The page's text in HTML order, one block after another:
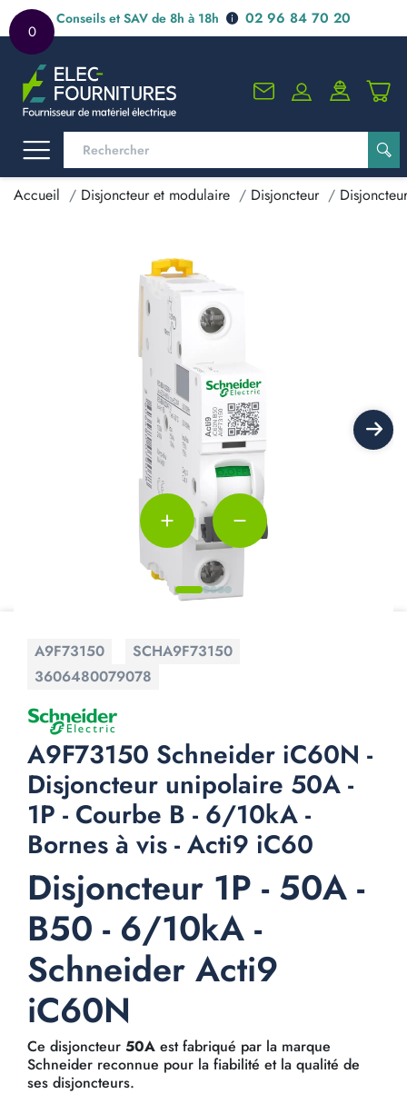
0
Conseils et SAV de 8h à 18h 02 96 84 70 20
Accueil Disjoncteur et modulaire Disjoncteur
A9F73150
SCHA9F73150
3606480079078
A9F73150 Schneider iC60N -
Disjoncteur unipolaire 50A -
1P - Courbe B - 6/10kA -
Bornes à vis - Acti9 iC60
Disjoncteur 1P - 50A -
B50 - 6/10kA -
Schneider Acti9
iC60N
Ce disjoncteur 50A est fabriqué par la marque
Schneider reconnue pour la fiabilité et la qualité de
ses disjoncteurs.
add remove